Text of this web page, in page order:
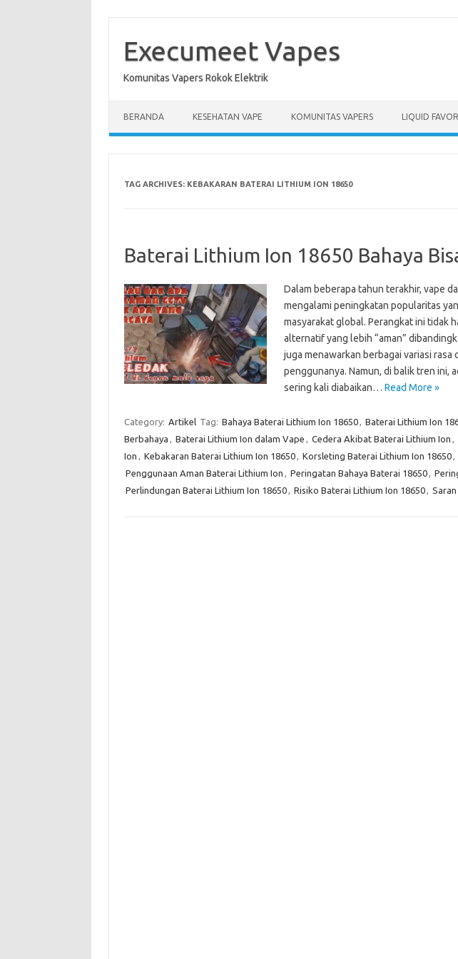
contentExecumeet Vapes
Komunitas Vapers Rokok Elektrik
BERANDA KESEHATAN VAPE KOMUNITAS VAPERS LIQUID
TAG ARCHIVES: KEBAKARAN BATERAI LITHIUM ION 18650
Baterai Lithium Ion 18650 Bahaya
Dalam beberapa tahun terakhir, vape
mengalami peningkatan popularitas
masyarakat global. Perangkat ini tidak
alternatif yang lebih “aman”
juga menawarkan berbagai variasi rasa
penggunanya. Namun, di balik tren ini,
sering kali diabaikan… Read More »
Category: Artikel Tag: Bahaya Baterai Lithium Ion 18650, Baterai Lithium Ion
Berbahaya , Baterai Lithium Ion dalam Vape , Cedera Akibat Baterai Lithium Ion ,
Ion , Kebakaran Baterai Lithium Ion 18650, Korsleting Baterai Lithium Ion 18650,
Penggunaan Aman Baterai Lithium Ion , Peringatan Bahaya Baterai 18650,
Perlindungan Baterai Lithium Ion 18650, Risiko Baterai Lithium Ion 18650,